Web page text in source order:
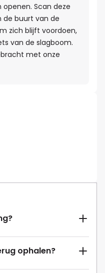
Scan deze
de buurt van de
zich blijft voordoen,
van de slagboom.
met onze
ophalen?